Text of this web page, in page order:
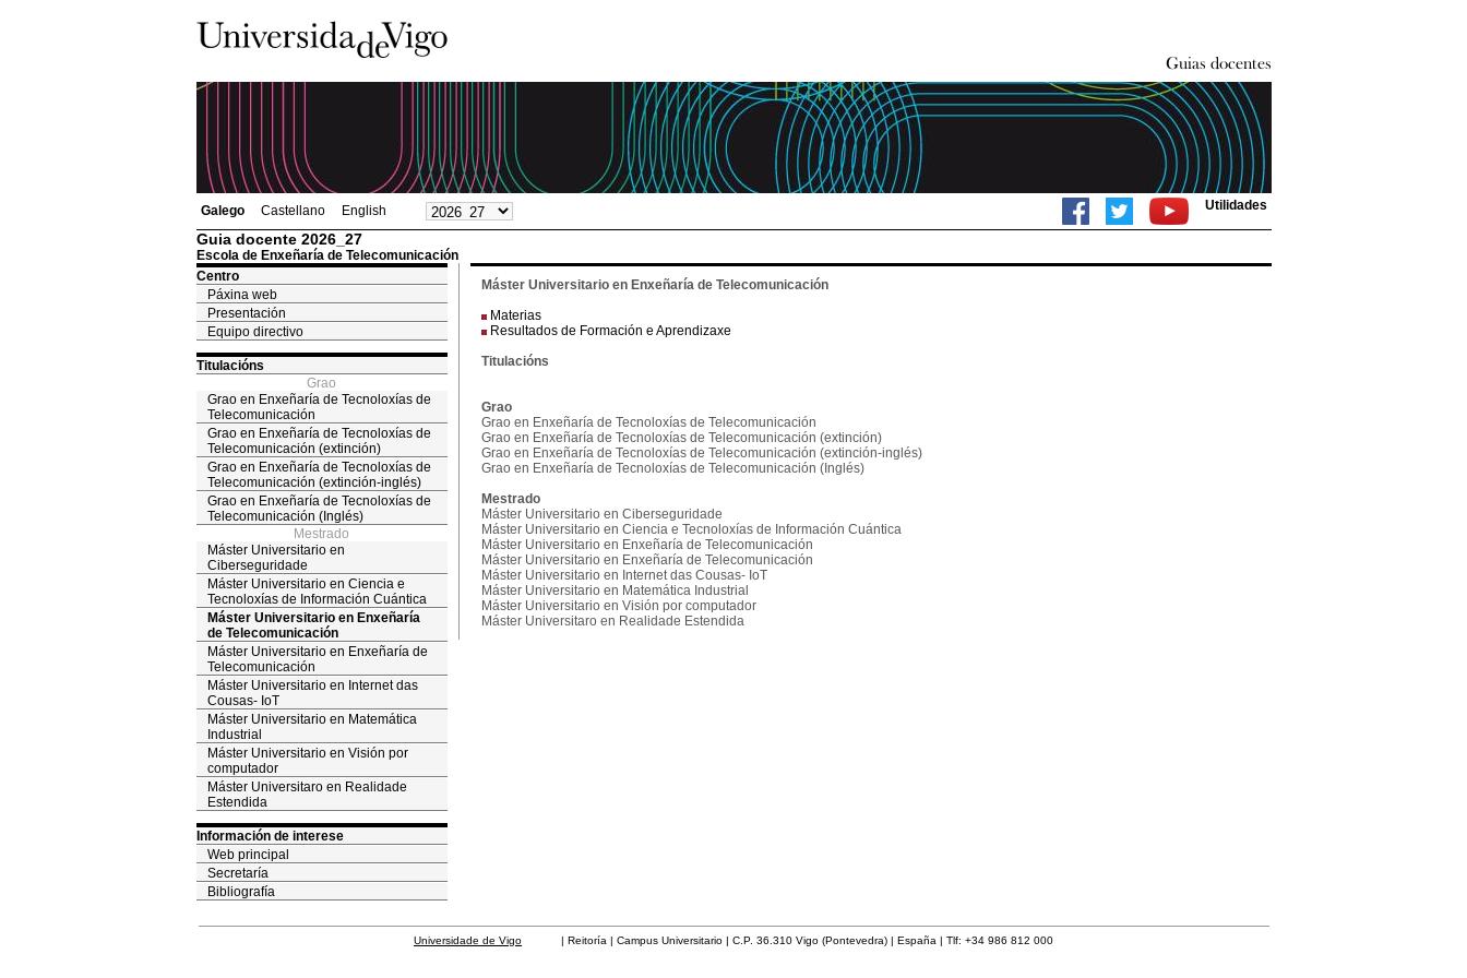
Galego Castellano English Utilidades
Guia docente 2026_27
Escola de Enxeñaría de Telecomunicación
Centro
Páxina web
Presentación
Equipo directivo
Titulacións
Grao
Grao en Enxeñaría de Tecnoloxías de
Telecomunicación
Grao en Enxeñaría de Tecnoloxías de
Telecomunicación (extinción)
Grao en Enxeñaría de Tecnoloxías de
Telecomunicación (extinción-inglés)
Grao en Enxeñaría de Tecnoloxías de
Telecomunicación (Inglés)
Mestrado
Máster Universitario en
Ciberseguridade
Máster Universitario en Ciencia e
Tecnoloxías de Información Cuántica
Máster Universitario en Enxeñaría
de Telecomunicación
Máster Universitario en Enxeñaría de
Telecomunicación
Máster Universitario en Internet das
Cousas- IoT
Máster Universitario en Matemática
Industrial
Máster Universitario en Visión por
computador
Máster Universitaro en Realidade
Estendida
Información de interese
Web principal
Secretaría
Bibliografía
Máster Universitario en Enxeñaría de Telecomunicación
Materias
Resultados de Formación e Aprendizaxe
Titulacións
Grao
Grao en Enxeñaría de Tecnoloxías de Telecomunicación
Grao en Enxeñaría de Tecnoloxías de Telecomunicación (extinción)
Grao en Enxeñaría de Tecnoloxías de Telecomunicación (extinción-inglés)
Grao en Enxeñaría de Tecnoloxías de Telecomunicación (Inglés)
Mestrado
Máster Universitario en Ciberseguridade
Máster Universitario en Ciencia e Tecnoloxías de Información Cuántica
Máster Universitario en Enxeñaría de Telecomunicación
Máster Universitario en Enxeñaría de Telecomunicación
Máster Universitario en Internet das Cousas- IoT
Máster Universitario en Matemática Industrial
Máster Universitario en Visión por computador
Máster Universitaro en Realidade Estendida
Universidade de Vigo | Reitoría | Campus Universitario | C.P. 36.310 Vigo (Pontevedra) | España | Tlf: +34 986 812 000